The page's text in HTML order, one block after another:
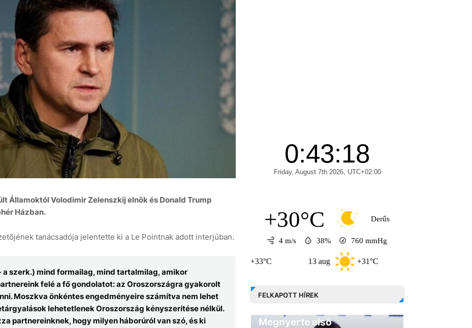
Államoktól Volodimir Zelenszkij elnök és Donald Trump
Házban.
tanácsadója jelentette ki a Le Pointnak adott interjúban.
a szerk.) mind formailag, mind tartalmilag, amikor
felé a fő gondolatot: az Oroszországra gyakorolt
Moszkva önkéntes engedményeire számítva nem lehet
lehetetlenek Oroszország kényszerítése nélkül.
partnereinknek, hogy milyen háborúról van szó, és ki
+30°C Derűs
4 m/s 38% 760 mmHg
+31°C
FELKAPOTT HÍREK
Megnyerte első